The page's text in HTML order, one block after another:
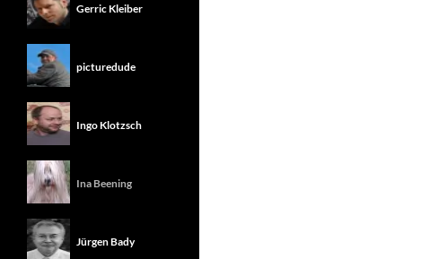
Gerric Kleiber
picturedude
Ingo Klotzsch
Ina Beening
Jürgen Bady